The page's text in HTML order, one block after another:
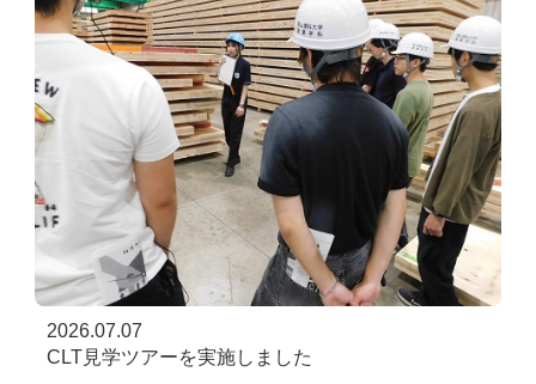
2026.07.07
CLT見学ツアーを実施しました